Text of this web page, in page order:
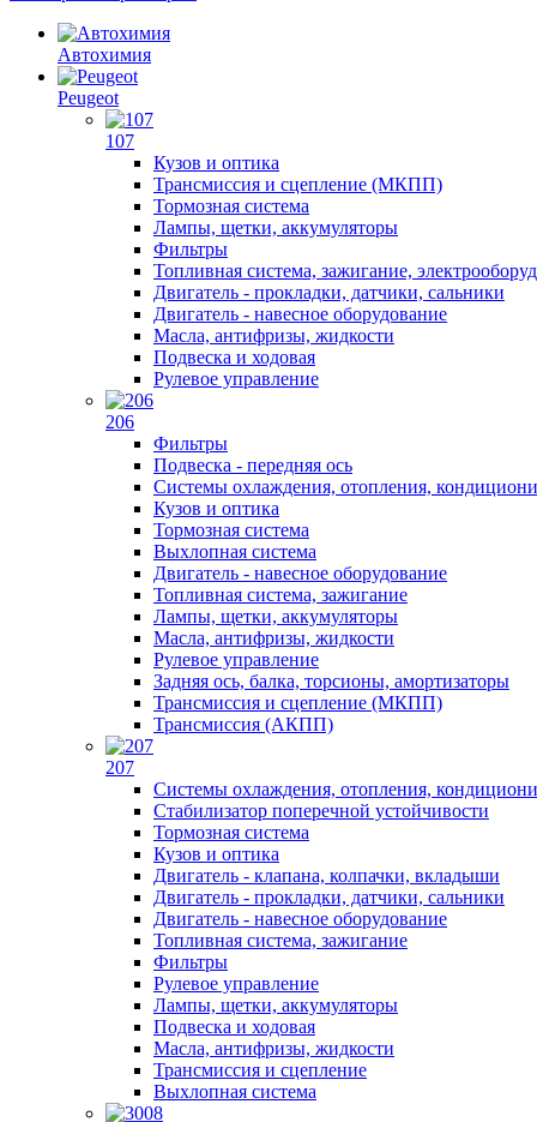
Автохимия
Peugeot
107
Кузов и оптика
Трансмиссия и сцепление (МКПП)
Тормозная система
Лампы, щетки, аккумуляторы
Фильтры
Топливная система, зажигание,
Двигатель - прокладки, датчики, сальники
Двигатель - навесное оборудование
Масла, антифризы, жидкости
Подвеска и ходовая
Рулевое управление
206
Фильтры
Подвеска - передняя ось
Системы охлаждения, отопления,
Кузов и оптика
Тормозная система
Выхлопная система
Двигатель - навесное оборудование
Топливная система, зажигание
Лампы, щетки, аккумуляторы
Масла, антифризы, жидкости
Рулевое управление
Задняя ось, балка, торсионы, амортизаторы
Трансмиссия и сцепление (МКПП)
Трансмиссия (АКПП)
207
Системы охлаждения, отопления,
Стабилизатор поперечной устойчивости
Тормозная система
Кузов и оптика
Двигатель - клапана, колпачки, вкладыши
Двигатель - прокладки, датчики, сальники
Двигатель - навесное оборудование
Топливная система, зажигание
Фильтры
Рулевое управление
Лампы, щетки, аккумуляторы
Подвеска и ходовая
Масла, антифризы, жидкости
Трансмиссия и сцепление
Выхлопная система